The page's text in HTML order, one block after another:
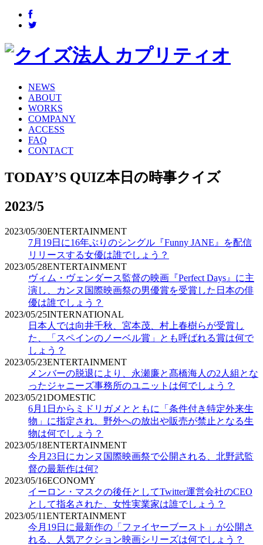
NEWS
ABOUT
WORKS
COMPANY
ACCESS
FAQ
CONTACT
TODAY’S QUIZ本日の時事クイズ
2023/5
2023/05/30ENTERTAINMENT
7月19日に16年ぶりのシングル『Funny JANE』を配信
リリースする女優は誰でしょう？
2023/05/28ENTERTAINMENT
ヴィム・ヴェンダース監督の映画『Perfect Days』に主
演し、カンヌ国際映画祭の男優賞を受賞した日本の俳
優は誰でしょう？
2023/05/25INTERNATIONAL
日本人では向井千秋、宮本茂、村上春樹らが受賞し
た、「スペインのノーベル賞」とも呼ばれる賞は何で
しょう？
2023/05/23ENTERTAINMENT
メンバーの脱退により、永瀬廉と髙橋海人の2人組とな
ったジャニーズ事務所のユニットは何でしょう？
2023/05/21DOMESTIC
6月1日からミドリガメとともに「条件付き特定外来生
物」に指定され、野外への放出や販売が禁止となる生
物は何でしょう？
2023/05/18ENTERTAINMENT
今月23日にカンヌ国際映画祭で公開される、北野武監
督の最新作は何?
2023/05/16ECONOMY
イーロン・マスクの後任としてTwitter運営会社のCEO
として指名された、女性実業家は誰でしょう？
2023/05/11ENTERTAINMENT
今月19日に最新作の「ファイヤーブースト」が公開さ
れる、人気アクション映画シリーズは何でしょう？